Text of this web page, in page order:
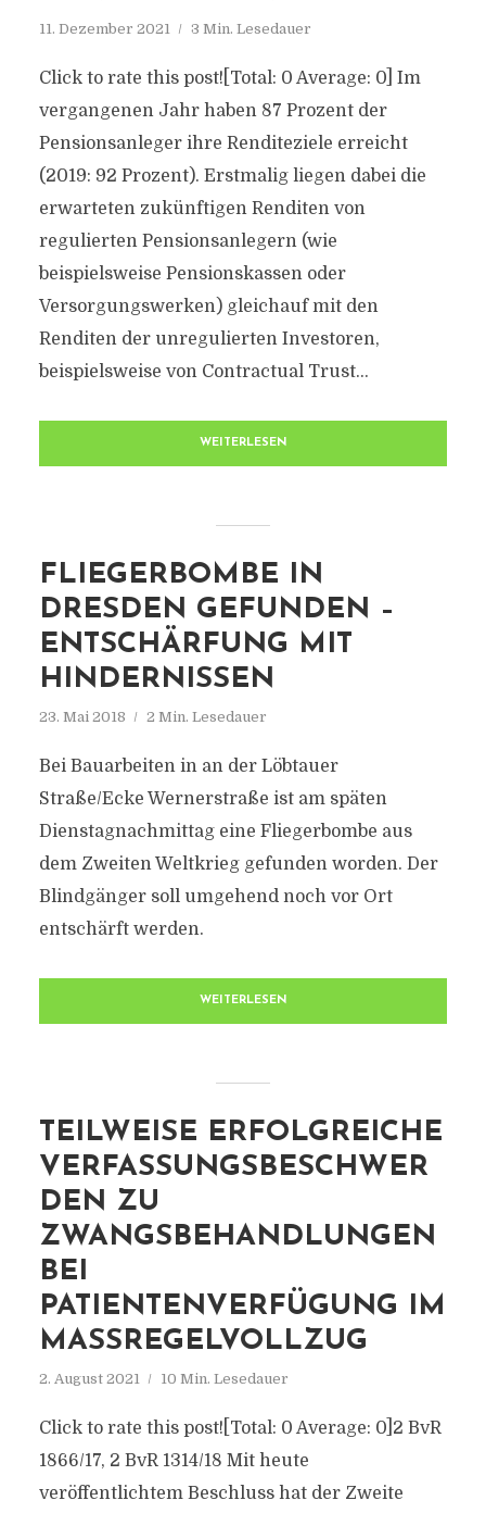
11. Dezember 2021 3 Min. Lesedauer
Click to rate this post![Total: 0 Average: 0] Im
vergangenen Jahr haben 87 Prozent der
Pensionsanleger ihre Renditeziele erreicht
(2019: 92 Prozent). Erstmalig liegen dabei die
erwarteten zukünftigen Renditen von
regulierten Pensionsanlegern (wie
beispielsweise Pensionskassen oder
Versorgungswerken) gleichauf mit den
Renditen der unregulierten Investoren,
beispielsweise von Contractual Trust...
WEITERLESEN
FLIEGERBOMBE IN
DRESDEN GEFUNDEN –
ENTSCHÄRFUNG MIT
HINDERNISSEN
23. Mai 2018 2 Min. Lesedauer
Bei Bauarbeiten in an der Löbtauer
Straße/Ecke Wernerstraße ist am späten
Dienstagnachmittag eine Fliegerbombe aus
dem Zweiten Weltkrieg gefunden worden. Der
Blindgänger soll umgehend noch vor Ort
entschärft werden.
WEITERLESEN
TEILWEISE ERFOLGREICHE
VERFASSUNGSBESCHWER
DEN ZU
ZWANGSBEHANDLUNGEN
BEI
PATIENTENVERFÜGUNG IM
MASSREGELVOLLZUG
2. August 2021 10 Min. Lesedauer
Click to rate this post![Total: 0 Average: 0]2 BvR
1866/17, 2 BvR 1314/18 Mit heute
veröffentlichtem Beschluss hat der Zweite